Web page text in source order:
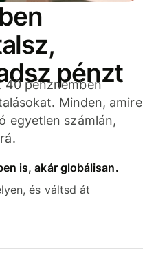
pénzt
40 pénznemben
Minden, amire
egyetlen számlán,
is, akár globálisan.
és váltsd át